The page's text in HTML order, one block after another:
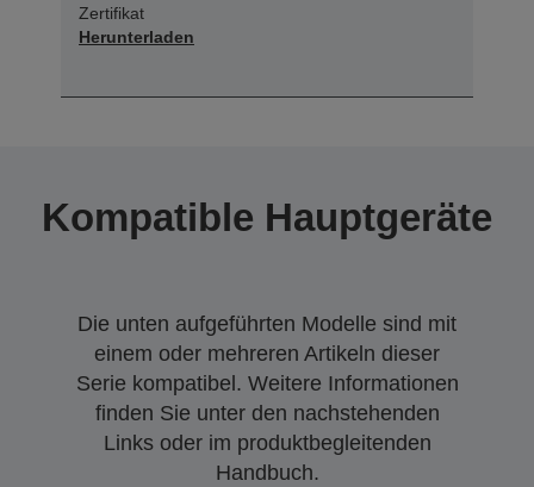
Zertifikat
Herunterladen
Kompatible Hauptgeräte
Die unten aufgeführten Modelle sind mit
einem oder mehreren Artikeln dieser
Serie kompatibel. Weitere Informationen
finden Sie unter den nachstehenden
Links oder im produktbegleitenden
Handbuch.